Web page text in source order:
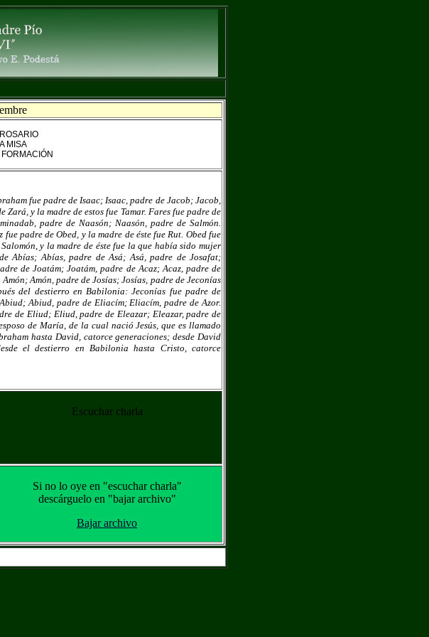
MISA
fue padre de Isaac; Isaac, padre de Jacob; Jacob,
Zará, y la madre de estos fue Tamar. Fares fue padre de
padre de Naasón; Naasón, padre de Salmón.
padre de Obed, y la madre de éste fue Rut. Obed fue
y la madre de éste fue la que había sido mujer
Abías; Abías, padre de Asá; Asá, padre de Josafat;
de Joatám; Joatám, padre de Acaz; Acaz, padre de
Amón, padre de Josías; Josías, padre de Jeconías
del destierro en Babilonia: Jeconías fue padre de
Abiud, padre de Eliacím; Eliacím, padre de Azor.
de Eliud; Eliud, padre de Eleazar; Eleazar, padre de
de María, de la cual nació Jesús, que es llamado
hasta David, catorce generaciones; desde David
el destierro en Babilonia hasta Cristo, catorce
Escuchar charla
Si no lo oye en "escuchar charla"
descárguelo en "bajar archivo"
Bajar archivo